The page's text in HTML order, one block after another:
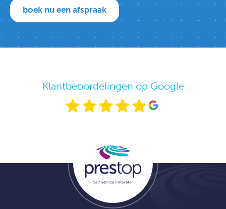
boek nu een afspraak
Klantbeoordelingen op Google